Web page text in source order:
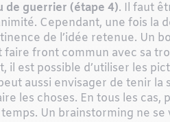
de guerrier (étape 4). Il faut
Cependant, une fois la
de l’idée retenue. Un
faire front commun avec sa
il est possible d’utiliser les
aussi envisager de tenir
les choses. En tous les
Un brainstorming ne se